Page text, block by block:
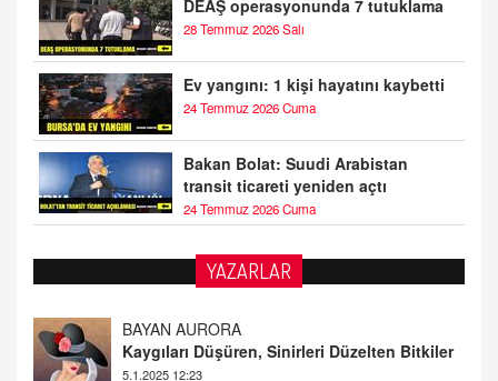
DEAŞ operasyonunda 7 tutuklama
28 Temmuz 2026 Salı
Ev yangını: 1 kişi hayatını kaybetti
24 Temmuz 2026 Cuma
Bakan Bolat: Suudi Arabistan
transit ticareti yeniden açtı
24 Temmuz 2026 Cuma
YAZARLAR
DOKTOR CİVANIM
Mastürbasyon ve Tatmin: Bir Keşif Yolculuğu
13.11.2024 22:51